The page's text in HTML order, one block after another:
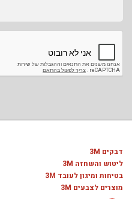
דבקים 3M
ליטוש והשחזה 3M
בטיחות ומיגון לעובד 3M
מוצרים לצבעים 3M